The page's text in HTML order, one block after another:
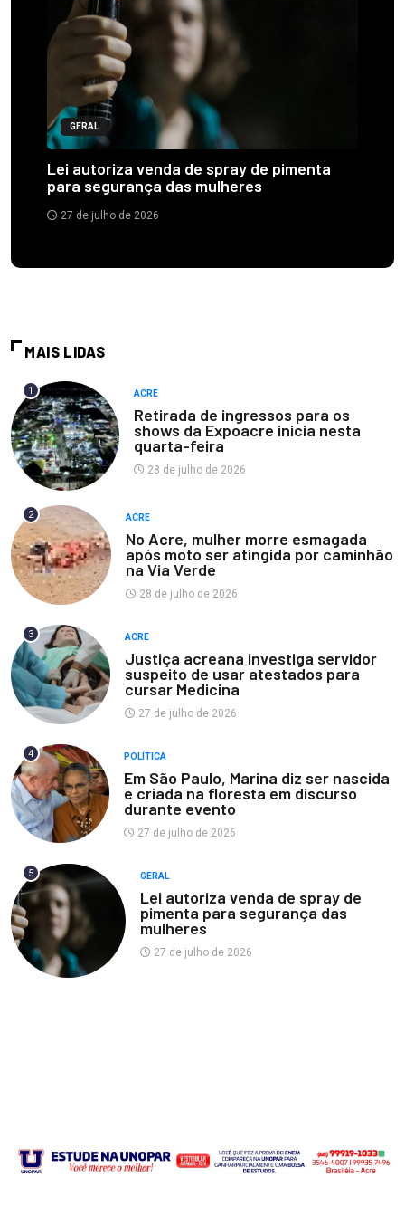
GERAL
Lei autoriza venda de spray de pimenta
para segurança das mulheres
27 de julho de 2026
MAIS LIDAS
1 ACRE
Retirada de ingressos para os
shows da Expoacre inicia nesta
quarta-feira
28 de julho de 2026
2 ACRE
No Acre, mulher morre esmagada
após moto ser atingida por caminhão
na Via Verde
28 de julho de 2026
3 ACRE
Justiça acreana investiga servidor
suspeito de usar atestados para
cursar Medicina
27 de julho de 2026
4 POLÍTICA
Em São Paulo, Marina diz ser nascida
e criada na floresta em discurso
durante evento
27 de julho de 2026
5 GERAL
Lei autoriza venda de spray de
pimenta para segurança das
mulheres
27 de julho de 2026